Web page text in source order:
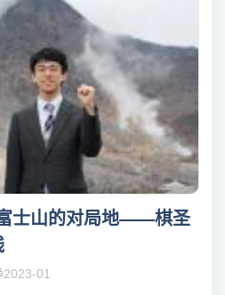
富士山的对局地——棋圣
2023-01